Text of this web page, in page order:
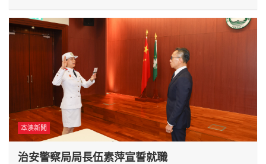
本澳新聞
治安警察局局長伍素萍宣誓就職